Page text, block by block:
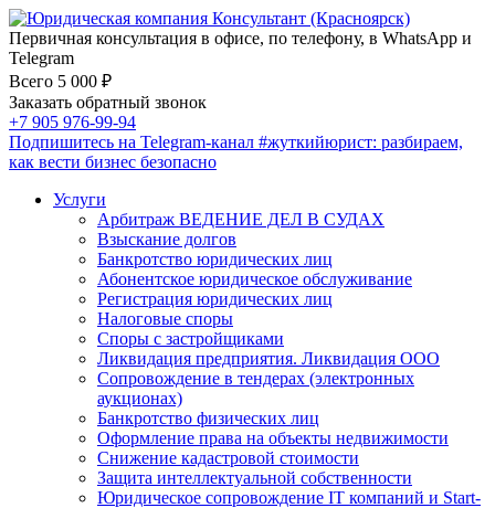
Первичная консультация в офисе, по телефону, в WhatsApp и
Telegram
Всего 5 000 ₽
Заказать обратный звонок
+7 905 976-99-94
Подпишитесь на Telegram-канал #жуткийюрист: разбираем,
как вести бизнес безопасно
Услуги
Арбитраж ВЕДЕНИЕ ДЕЛ В СУДАХ
Взыскание долгов
Банкротство юридических лиц
Абонентское юридическое обслуживание
Регистрация юридических лиц
Налоговые споры
Споры с застройщиками
Ликвидация предприятия. Ликвидация ООО
Сопровождение в тендерах (электронных
аукционах)
Банкротство физических лиц
Оформление права на объекты недвижимости
Снижение кадастровой стоимости
Защита интеллектуальной собственности
Юридическое сопровождение IT компаний и Start-